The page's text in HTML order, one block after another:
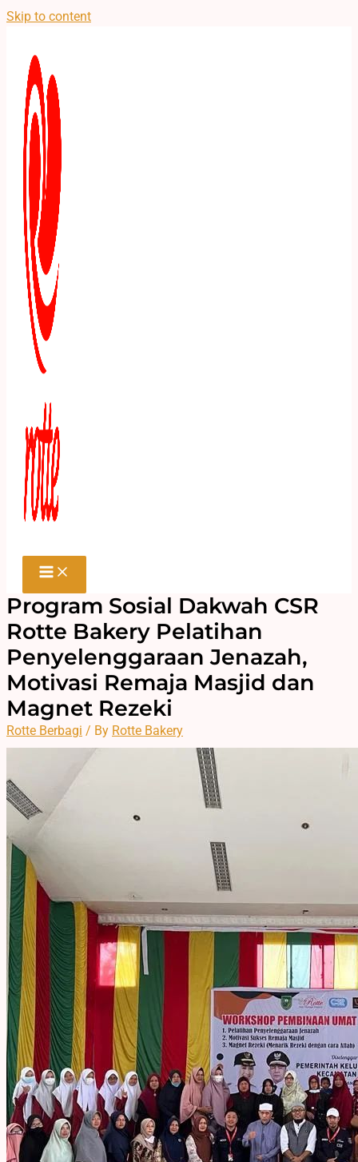
Skip to content
Program Sosial Dakwah CSR
Rotte Bakery Pelatihan
Penyelenggaraan Jenazah,
Motivasi Remaja Masjid dan
Magnet Rezeki
Rotte Berbagi / By Rotte Bakery